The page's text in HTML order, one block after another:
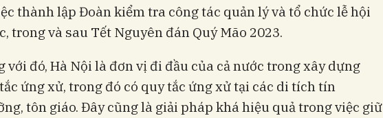
thành lập Đoàn kiểm tra công tác quản lý và tổ chức lễ hội
trong và sau Tết Nguyên đán Quý Mão 2023.
với đó, Hà Nội là đơn vị đi đầu của cả nước trong xây dựng
ứng xử, trong đó có quy tắc ứng xử tại các di tích tín
tôn giáo. Đây cũng là giải pháp khá hiệu quả trong việc giữ